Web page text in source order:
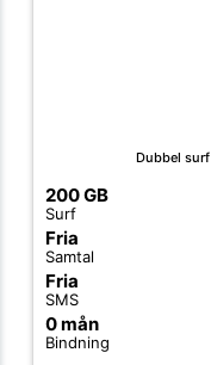
Dubbel surf
200 GB
Surf
Fria
Samtal
Fria
SMS
0 mån
Bindning